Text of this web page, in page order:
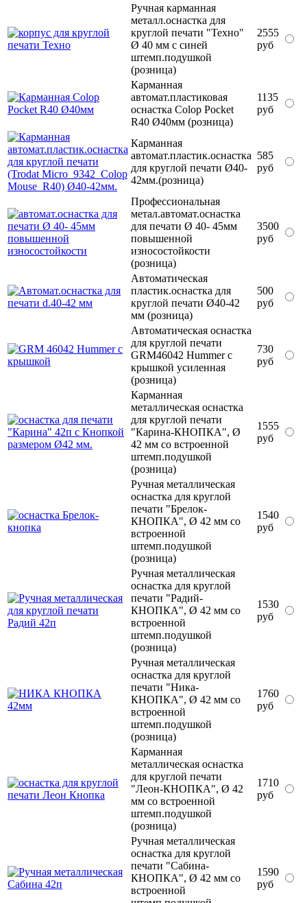
Ручная карманная
металл.оснастка для
круглой печати "Техно"
Ø 40 мм с синей
штемп.подушкой
(розница)
2555
руб
Карманная
автомат.пластиковая
оснастка Colop Pocket
R40 Ø40мм (розница)
1135
руб
Карманная
автомат.пластик.оснастка
для круглой печати Ø40-
42мм.(розница)
585
руб
Профессиональная
метал.автомат.оснастка
для печати Ø 40- 45мм
повышенной
износостойкости
(розница)
3500
руб
Автоматическая
пластик.оснастка для
круглой печати Ø40-42
мм (розница)
500
руб
Автоматическая оснастка
для круглой печати
GRM46042 Hummer с
крышкой усиленная
(розница)
730
руб
Карманная
металлическая оснастка
для круглой печати
"Карина-КНОПКА", Ø
42 мм со встроенной
штемп.подушкой
(розница)
1555
руб
Ручная металлическая
оснастка для круглой
печати "Брелок-
КНОПКА", Ø 42 мм со
встроенной
штемп.подушкой
(розница)
1540
руб
Ручная металлическая
оснастка для круглой
печати "Радий-
КНОПКА", Ø 42 мм со
встроенной
штемп.подушкой
(розница)
1530
руб
Ручная металлическая
оснастка для круглой
печати "Ника-
КНОПКА", Ø 42 мм со
встроенной
штемп.подушкой
(розница)
1760
руб
Карманная
металлическая оснастка
для круглой печати
"Леон-КНОПКА", Ø 42
мм со встроенной
штемп.подушкой
(розница)
1710
руб
Ручная металлическая
оснастка для круглой
печати "Сабина-
КНОПКА", Ø 42 мм со
встроенной
1590
руб